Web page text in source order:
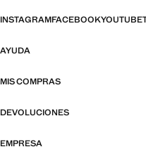
INSTAGRAMFACEBOOKYOUTUBE
AYUDA
MIS COMPRAS
DEVOLUCIONES
EMPRESA